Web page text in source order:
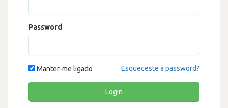
Password
Manter-me ligado Esqueceste a password?
Login